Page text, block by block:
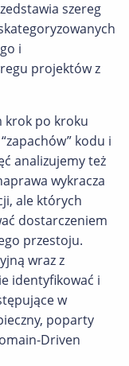
szereg
i
projektów z
krok po kroku
kodu i
analizujemy też
wykracza
ale których
dostarczeniem
przestoju.
wraz z
identyfikować i
w
poparty
Driven